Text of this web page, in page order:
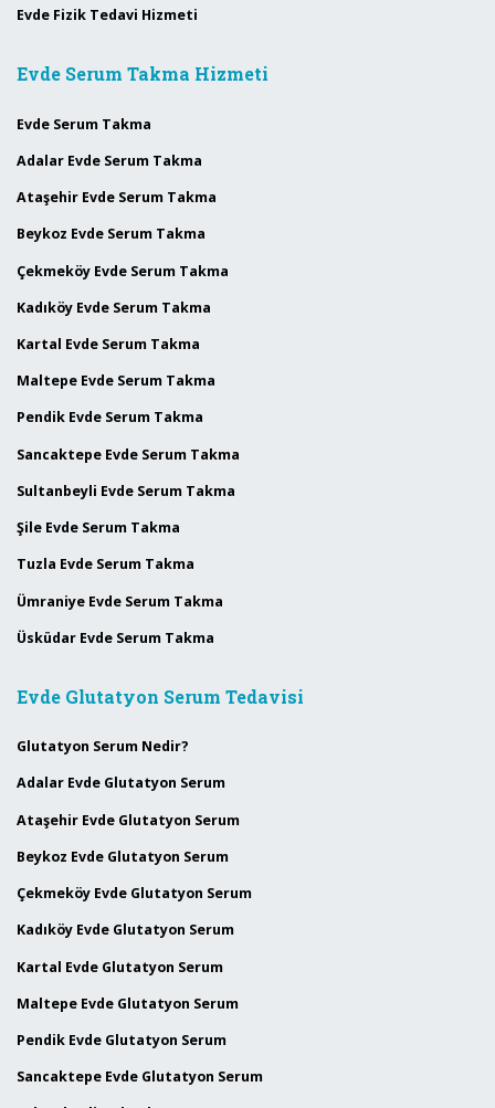
Evde Fizik Tedavi Hizmeti
Evde Serum Takma Hizmeti
Evde Serum Takma
Adalar Evde Serum Takma
Ataşehir Evde Serum Takma
Beykoz Evde Serum Takma
Çekmeköy Evde Serum Takma
Kadıköy Evde Serum Takma
Kartal Evde Serum Takma
Maltepe Evde Serum Takma
Pendik Evde Serum Takma
Sancaktepe Evde Serum Takma
Sultanbeyli Evde Serum Takma
Şile Evde Serum Takma
Tuzla Evde Serum Takma
Ümraniye Evde Serum Takma
Üsküdar Evde Serum Takma
Evde Glutatyon Serum Tedavisi
Glutatyon Serum Nedir?
Adalar Evde Glutatyon Serum
Ataşehir Evde Glutatyon Serum
Beykoz Evde Glutatyon Serum
Çekmeköy Evde Glutatyon Serum
Kadıköy Evde Glutatyon Serum
Kartal Evde Glutatyon Serum
Maltepe Evde Glutatyon Serum
Pendik Evde Glutatyon Serum
Sancaktepe Evde Glutatyon Serum